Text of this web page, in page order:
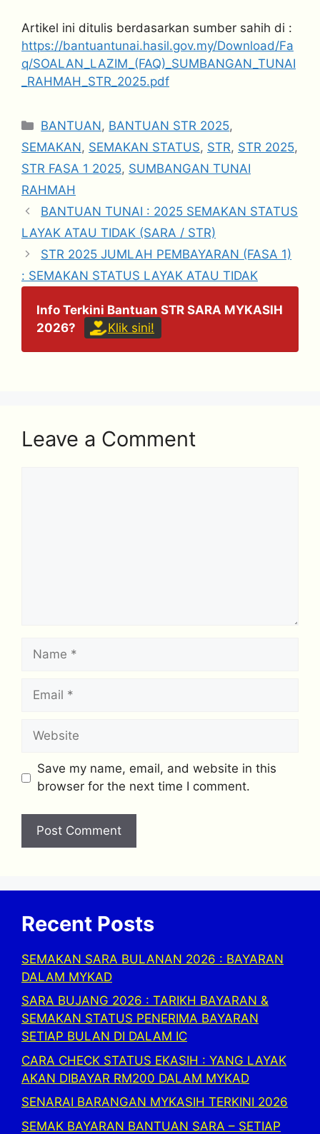
Artikel ini ditulis berdasarkan sumber sahih di :
https://bantuantunai.hasil.gov.my/Download/Fa
q/SOALAN_LAZIM_(FAQ)_SUMBANGAN_TUNAI
_RAHMAH_STR_2025.pdf
Categories
BANTUAN, BANTUAN STR 2025,
SEMAKAN, SEMAKAN STATUS, STR, STR 2025,
STR FASA 1 2025, SUMBANGAN TUNAI
RAHMAH
BANTUAN TUNAI : 2025 SEMAKAN STATUS
LAYAK ATAU TIDAK (SARA / STR)
STR 2025 JUMLAH PEMBAYARAN (FASA 1)
: SEMAKAN STATUS LAYAK ATAU TIDAK
Info Terkini Bantuan STR SARA MYKASIH
2026?
Klik sini!
Leave a Comment
Name
Email
Website
Save my name, email, and website in this
browser for the next time I comment.
Recent Posts
SEMAKAN SARA BULANAN 2026 : BAYARAN
DALAM MYKAD
SARA BUJANG 2026 : TARIKH BAYARAN &
SEMAKAN STATUS PENERIMA BAYARAN
SETIAP BULAN DI DALAM IC
CARA CHECK STATUS EKASIH : YANG LAYAK
AKAN DIBAYAR RM200 DALAM MYKAD
SENARAI BARANGAN MYKASIH TERKINI 2026
SEMAK BAYARAN BANTUAN SARA – SETIAP